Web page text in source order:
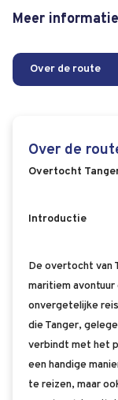
Meer
Over de route
Over de
Overtocht
Introductie
De overtocht van
maritiem
onvergetelijke
die Tanger,
verbindt met het
een handige
te reizen, maar